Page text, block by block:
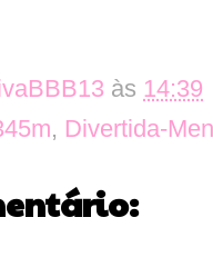
às 14:39
, Divertida-